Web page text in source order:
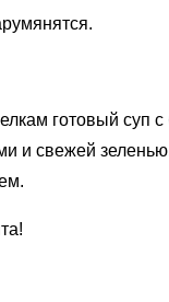
готовый суп
и свежей